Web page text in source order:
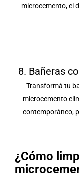
microcemento, el
8. Bañeras
Transformá tu
microcemento
contemporáneo,
¿Cómo